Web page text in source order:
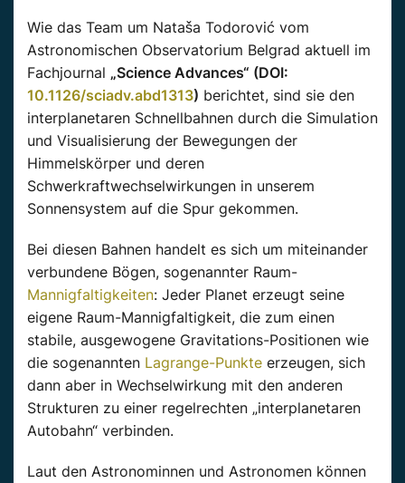
Wie das Team um Nataša Todorović vom
Astronomischen Observatorium Belgrad aktuell im
Fachjournal „Science Advances“ (DOI:
10.1126/sciadv.abd1313) berichtet, sind sie den
interplanetaren Schnellbahnen durch die Simulation
und Visualisierung der Bewegungen der
Himmelskörper und deren
Schwerkraftwechselwirkungen in unserem
Sonnensystem auf die Spur gekommen.
Bei diesen Bahnen handelt es sich um miteinander
verbundene Bögen, sogenannter Raum-
Mannigfaltigkeiten: Jeder Planet erzeugt seine
eigene Raum-Mannigfaltigkeit, die zum einen
stabile, ausgewogene Gravitations-Positionen wie
die sogenannten Lagrange-Punkte erzeugen, sich
dann aber in Wechselwirkung mit den anderen
Strukturen zu einer regelrechten „interplanetaren
Autobahn“ verbinden.
Laut den Astronominnen und Astronomen können